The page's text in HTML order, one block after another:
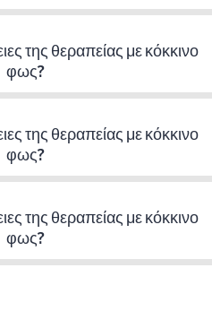
της θεραπείας με κόκκινο
φως?
της θεραπείας με κόκκινο
φως?
της θεραπείας με κόκκινο
φως?